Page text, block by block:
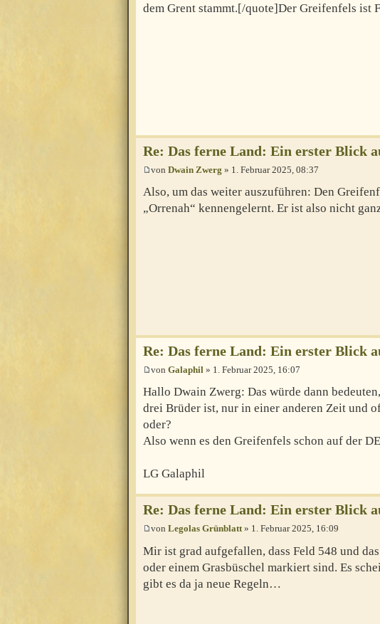
dem Grent stammt.[/quote]Der Greifenfels ist
Re: Das ferne Land: Ein erster Blick
von Dwain Zwerg » 1. Februar 2025, 08:37
Also, um das weiter auszuführen: Den
„Orrenah“ kennengelernt. Er ist also nicht
Re: Das ferne Land: Ein erster Blick
von Galaphil » 1. Februar 2025, 16:07
Hallo Dwain Zwerg: Das würde dann
drei Brüder ist, nur in einer anderen Zeit und
oder?
Also wenn es den Greifenfels schon auf der
LG Galaphil
Re: Das ferne Land: Ein erster Blick
von Legolas Grünblatt» 1. Februar 2025, 16:09
Mir ist grad aufgefallen, dass Feld 548 und
oder einem Grasbüschel markiert sind. Es
gibt es da ja neue Regeln…